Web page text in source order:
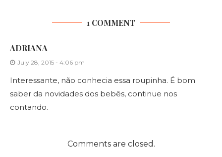
1 COMMENT
ADRIANA
July 28, 2015 - 4:06 pm
Interessante, não conhecia essa roupinha. É bom
saber da novidades dos bebês, continue nos
contando.
Comments are closed.